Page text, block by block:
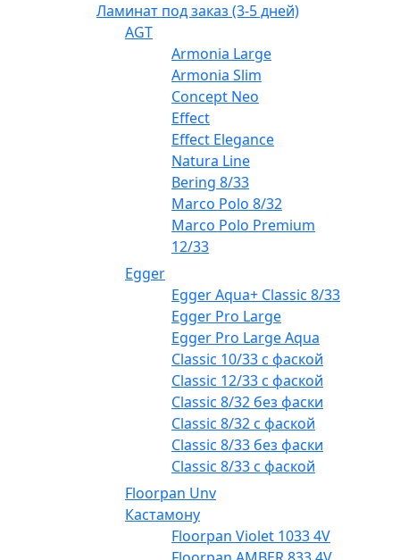
Ламинат под заказ (3-5 дней)
AGT
Armonia Large
Armonia Slim
Concept Neo
Effect
Effect Elegance
Natura Line
Bering 8/33
Marco Polo 8/32
Marco Polo Premium
12/33
Egger
Egger Aqua+ Classic 8/33
Egger Pro Large
Egger Pro Large Aqua
Classic 10/33 с фаской
Classic 12/33 с фаской
Classic 8/32 без фаски
Classic 8/32 с фаской
Classic 8/33 без фаски
Classic 8/33 с фаской
Floorpan Unv
Кастамону
Floorpan Violet 1033 4V